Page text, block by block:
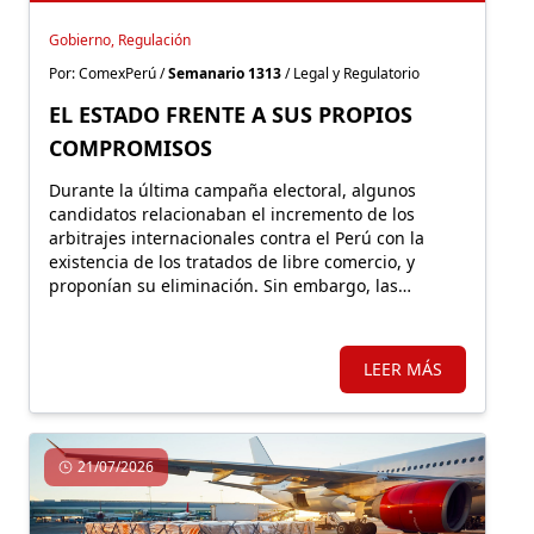
Gobierno, Regulación
Por: ComexPerú /Semanario 1313/ Legal y Regulatorio
EL ESTADO FRENTE A SUS PROPIOS
COMPROMISOS
Durante la última campaña electoral, algunos
candidatos relacionaban el incremento de los
arbitrajes internacionales contra el Perú con la
existencia de los tratados de libre comercio, y
proponían su eliminación. Sin embargo, las
compromisos asumidos y afectan la seguridad
LEER MÁS
21/07/2026